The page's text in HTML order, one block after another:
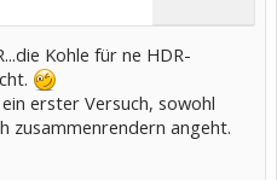
Kohle für ne HDR-
erster Versuch, sowohl
zusammenrendern angeht.